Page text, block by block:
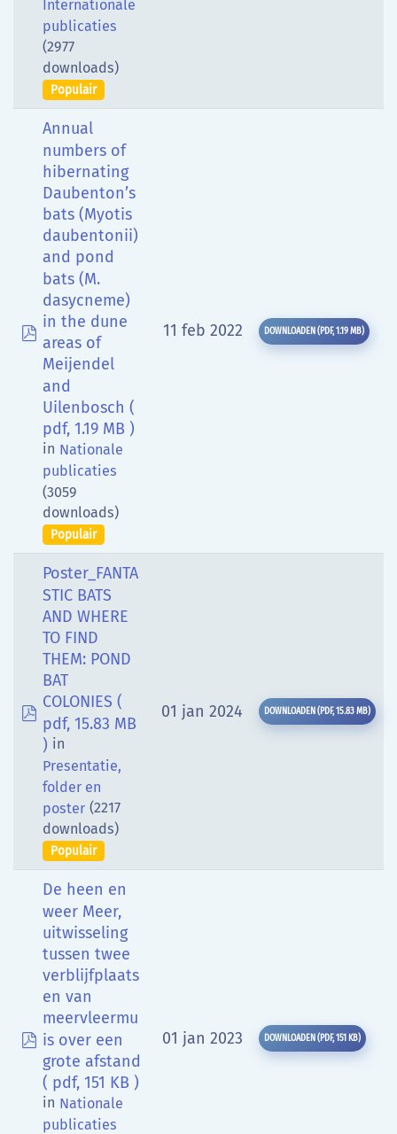
Internationale
publicaties
(2977
downloads)
Populair
pdf
Annual
numbers of
hibernating
Daubenton’s
bats (Myotis
daubentonii)
and pond
bats (M.
dasycneme)
in the dune
areas of
Meijendel
and
Uilenbosch (
pdf, 1.19 MB )
in Nationale
publicaties
(3059
downloads)
Populair
11 feb 2022 DOWNLOADEN (PDF,1.19 MB)
pdf
Poster_FANTA
STIC BATS
AND WHERE
TO FIND
THEM: POND
BAT
COLONIES (
pdf, 15.83 MB
) in
Presentatie,
folder en
poster (2217
downloads)
Populair
01 jan 2024 DOWNLOADEN (PDF,15.83 MB)
pdf
De heen en
weer Meer,
uitwisseling
tussen twee
verblijfplaats
en van
meervleermu
is over een
grote afstand
( pdf, 151 KB )
in Nationale
publicaties
01 jan 2023 DOWNLOADEN (PDF,151 KB)